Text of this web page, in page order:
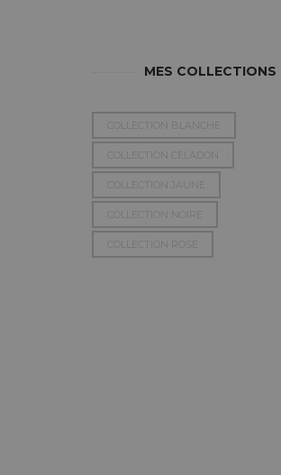
MES COLLECTIONS
COLLECTION BLANCHE
COLLECTION CÉLADON
COLLECTION JAUNE
COLLECTION NOIRE
COLLECTION ROSE